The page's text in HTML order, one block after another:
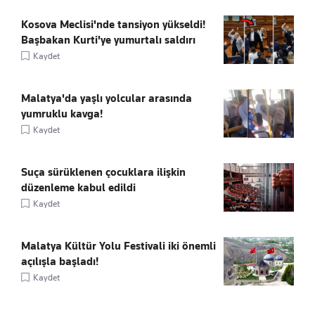
Kosova Meclisi'nde tansiyon yükseldi!
Başbakan Kurti'ye yumurtalı saldırı
Kaydet
Malatya'da yaşlı yolcular arasında
yumruklu kavga!
Kaydet
Suça sürüklenen çocuklara ilişkin
düzenleme kabul edildi
Kaydet
Malatya Kültür Yolu Festivali iki önemli
açılışla başladı!
Kaydet